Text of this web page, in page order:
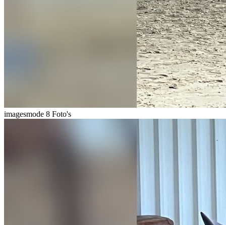
imagesmode 8 Foto's